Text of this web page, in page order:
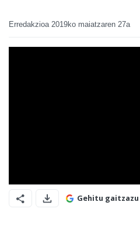
Erredakzioa 2019ko maiatzaren 27a
Gehitu